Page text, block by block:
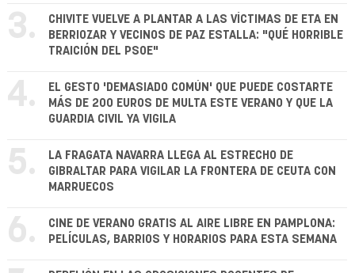
3.
CHIVITE VUELVE A PLANTAR A LAS VÍCTIMAS DE ETA EN
BERRIOZAR Y VECINOS DE PAZ ESTALLA: "QUÉ HORRIBLE
TRAICIÓN DEL PSOE"
4.
EL GESTO 'DEMASIADO COMÚN' QUE PUEDE COSTARTE
MÁS DE 200 EUROS DE MULTA ESTE VERANO Y QUE LA
GUARDIA CIVIL YA VIGILA
5.
LA FRAGATA NAVARRA LLEGA AL ESTRECHO DE
GIBRALTAR PARA VIGILAR LA FRONTERA DE CEUTA CON
MARRUECOS
6.
CINE DE VERANO GRATIS AL AIRE LIBRE EN PAMPLONA:
PELÍCULAS, BARRIOS Y HORARIOS PARA ESTA SEMANA